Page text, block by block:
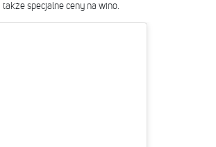
specjalne ceny na wino.